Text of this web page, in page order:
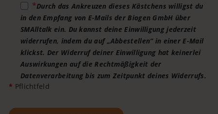
Durch das Ankreuzen dieses Kästchens willigst du
in den Empfang von E-Mails der Biogen GmbH über
SMAlltalk ein. Du kannst deine Einwilligung jederzeit
widerrufen, indem du auf „Abbestellen“ in einer E-Mail
klickst. Der Widerruf deiner Einwilligung hat keinerlei
Auswirkungen auf die Rechtmäßigkeit der
Datenverarbeitung bis zum Zeitpunkt deines Widerrufs.
* Pflichtfeld